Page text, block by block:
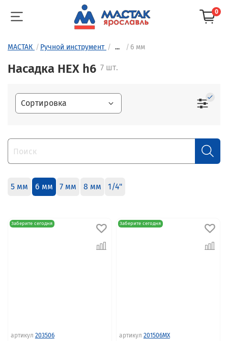
0
МАСТАК Ручной инструмент ... 6 мм
Насадка HEX h6 7 шт.
5 мм 6 мм 7 мм 8 мм 1/4"
Заберите сегодня
артикул 203506
Заберите сегодня
артикул 201506MX